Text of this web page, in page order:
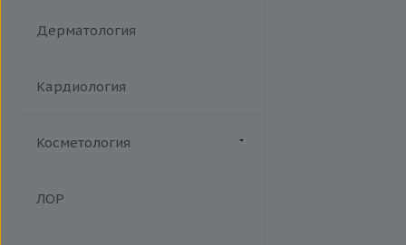
Дерматология
Кардиология
Косметология
Ботулотоксин
ЛОР